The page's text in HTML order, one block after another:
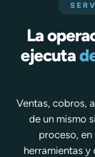
API
Contacto
La
ejecuta
Ventas, cobros,
de un mismo
proceso,
herramientas y